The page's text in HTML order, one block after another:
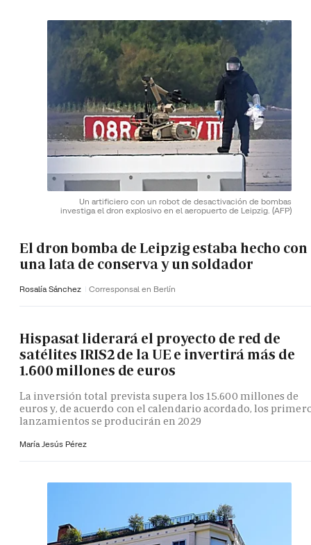
Un artificiero con un robot de desactivación de bombas
investiga el dron explosivo en el aeropuerto de Leipzig. (AFP)
El dron bomba de Leipzig estaba hecho con
una lata de conserva y un soldador
Rosalía Sánchez Corresponsal en Berlín
Hispasat liderará el proyecto de red de
satélites IRIS2 de la UE e invertirá más de
1.600 millones de euros
La inversión total prevista supera los 15.600 millones de
euros y, de acuerdo con el calendario acordado, los
lanzamientos se producirán en 2029
María Jesús Pérez